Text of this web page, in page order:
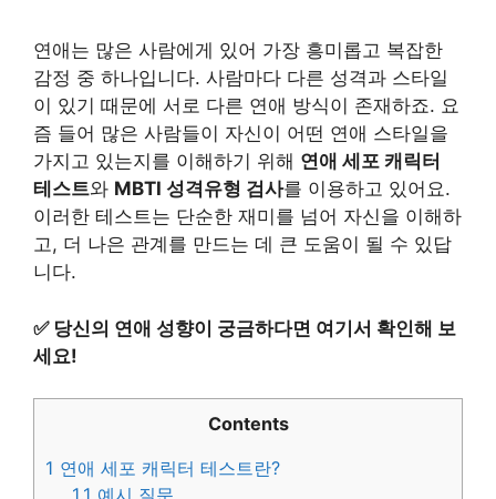
연애는 많은 사람에게 있어 가장 흥미롭고 복잡한
감정 중 하나입니다. 사람마다 다른 성격과 스타일
이 있기 때문에 서로 다른 연애 방식이 존재하죠. 요
즘 들어 많은 사람들이 자신이 어떤 연애 스타일을
가지고 있는지를 이해하기 위해 연애 세포 캐릭터
테스트와 MBTI 성격유형 검사를 이용하고 있어요.
이러한 테스트는 단순한 재미를 넘어 자신을 이해하
고, 더 나은 관계를 만드는 데 큰 도움이 될 수 있답
니다.
✅ 당신의 연애 성향이 궁금하다면 여기서 확인해 보
세요!
Contents
1 연애 세포 캐릭터 테스트란?